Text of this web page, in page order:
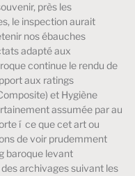
près les
le inspection aurait
nos ébauches
adapté aux
continue le rendu de
aux ratings
et Hygiène
assumée par au
í ce que cet art ou
de voir prudemment
baroque levant
archivages suivant les